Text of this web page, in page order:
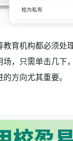
育机构都必须处
，只需单击几下
方向尤其重要。